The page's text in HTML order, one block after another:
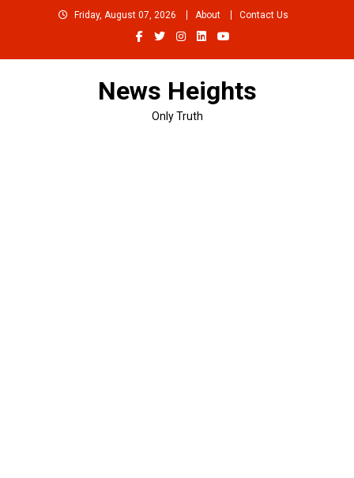
Friday, August 07, 2026 About Contact Us
News Heights
Only Truth